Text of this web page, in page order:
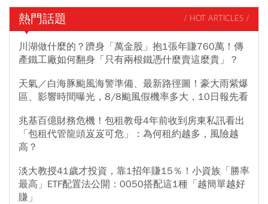
熱門話題 / HOT ARTICLES /
川湖做什麼的？躋身「萬金股」抱1張年賺760萬！傳
產鐵工廠如何翻身「只有兩根鐵憑什麼賣這麼貴」？
天氣／白海豚颱風海警準備、最新路徑圖！豪大雨紫爆
區、影響時間曝光，8/8颱風假機率多大，10日報先看
兆基百億財務危機！包租教母4年前收到房東私訊看出
「包租代管龍頭岌岌可危」：為何租約越多，風險越
高？
淡大教授41歲才投資，靠1招年賺15％！小資族「勝率
最高」ETF配置法公開：0050搭配這1種「越簡單越好
賺」